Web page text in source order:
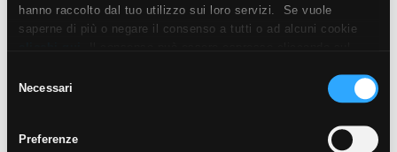
hanno raccolto dal tuo utilizzo sui loro servizi. Se vuole
saperne di più o negare il consenso a tutti o ad alcuni cookie
può negare il consenso sul tasto “Rifiuta".
delNecessari
Preferenze